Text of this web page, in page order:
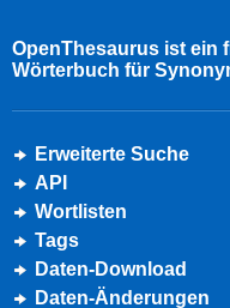
OpenThesaurus ist ein
Wörterbuch für
Erweiterte Suche
API
Wortlisten
Tags
Daten-Download
Daten-Änderungen